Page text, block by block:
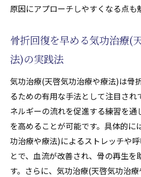
ニーと現代医学の融合の
ー療法がもたらす新たな
天啓気功治療や療法で活性
気功治療(天啓気功治療や療法
治療を最適化する方法
気功治療(天啓気功治療や
プロセスの概要
打撲・骨折治療における
治療や療法)の選択基準
原因にアプローチしやすくなる点も
骨折回復を早める気功治療(
法)の実践法
気功治療(天啓気功治療や療法)は骨
るための有用な手法として注目され
ネルギーの流れを促進する練習を通
を高めることが可能です。具体的に
功治療や療法)によるストレッチや
とで、血流が改善され、骨の再生を
す。さらに、気功治療(天啓気功治